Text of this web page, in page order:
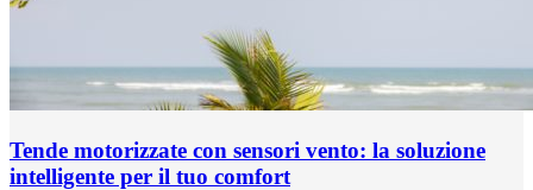
Tende motorizzate con sensori vento: la soluzione
intelligente per il tuo comfort